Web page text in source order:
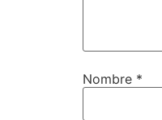
Nombre *